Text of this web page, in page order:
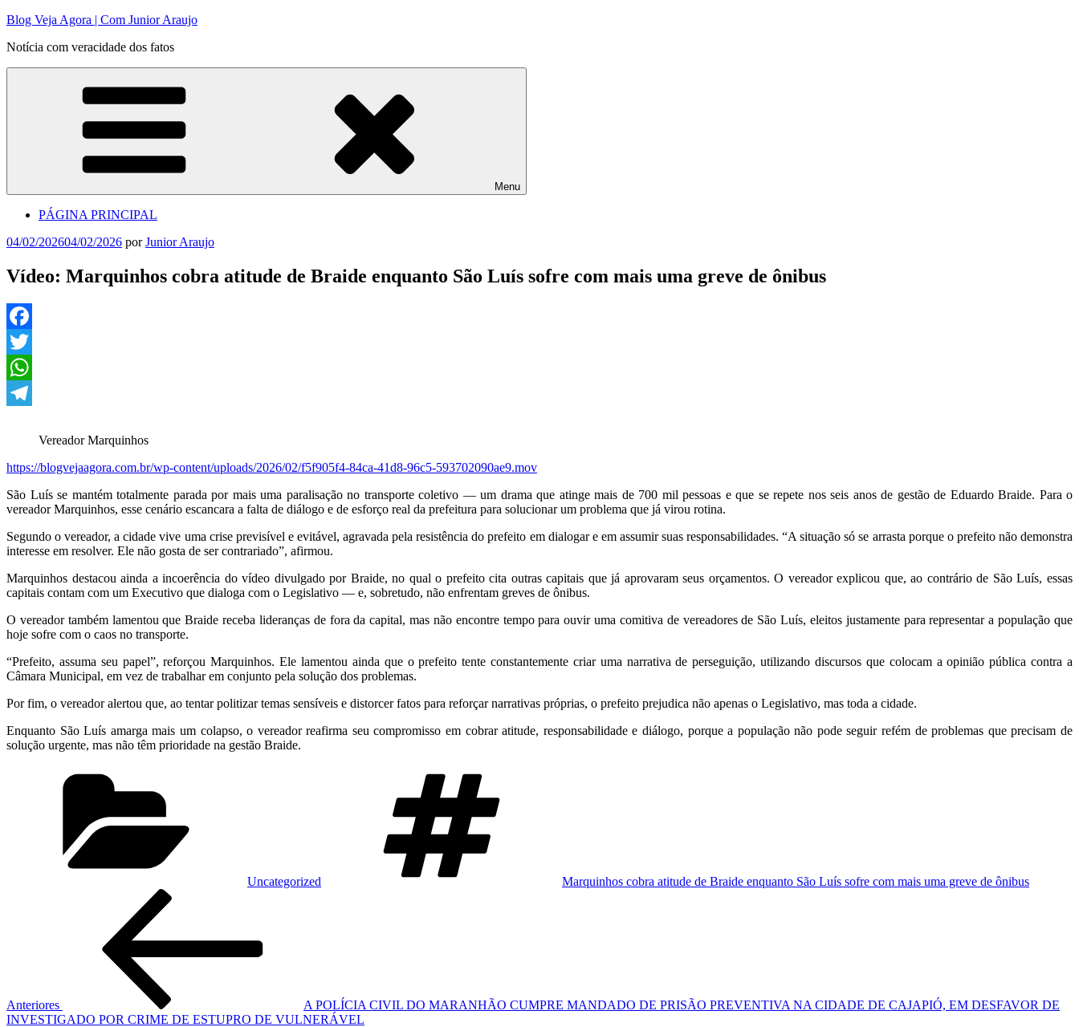
Pular
o
Blog Veja Agora | Com Junior Araujo
Notícia com veracidade dos fatos
Menu
PÁGINA PRINCIPAL
Publicado
04/02/202604/02/2026 porJunior Araujo
Vídeo: Marquinhos cobra atitude de Braide enquanto São Luís sofre com mais uma greve de ônibus
Facebook
Twitter
WhatsApp
Vereador Marquinhos
https://blogvejaagora.com.br/wp-content/uploads/2026/02/f5f905f4-84ca-41d8-96c5-593702090ae9.mov
São Luís se mantém totalmente parada por mais uma paralisação no transporte coletivo — um drama que atinge mais de 700 mil pessoas e que se repete nos seis anos de gestão de Eduardo Braide. Para o
vereador Marquinhos, esse cenário escancara a falta de diálogo e de esforço real da prefeitura para solucionar um problema que já virou rotina.
Segundo o vereador, a cidade vive uma crise previsível e evitável, agravada pela resistência do prefeito em dialogar e em assumir suas responsabilidades. “A situação só se arrasta porque o prefeito não demonstra
interesse em resolver. Ele não gosta de ser contrariado”, afirmou.
Marquinhos destacou ainda a incoerência do vídeo divulgado por Braide, no qual o prefeito cita outras capitais que já aprovaram seus orçamentos. O vereador explicou que, ao contrário de São Luís, essas
capitais contam com um Executivo que dialoga com o Legislativo — e, sobretudo, não enfrentam greves de ônibus.
O vereador também lamentou que Braide receba lideranças de fora da capital, mas não encontre tempo para ouvir uma comitiva de vereadores de São Luís, eleitos justamente para representar a população que
hoje sofre com o caos no transporte.
“Prefeito, assuma seu papel”, reforçou Marquinhos. Ele lamentou ainda que o prefeito tente constantemente criar uma narrativa de perseguição, utilizando discursos que colocam a opinião pública contra a
Câmara Municipal, em vez de trabalhar em conjunto pela solução dos problemas.
Por fim, o vereador alertou que, ao tentar politizar temas sensíveis e distorcer fatos para reforçar narrativas próprias, o prefeito prejudica não apenas o Legislativo, mas toda a cidade.
Enquanto São Luís amarga mais um colapso, o vereador reafirma seu compromisso em cobrar atitude, responsabilidade e diálogo, porque a população não pode seguir refém de problemas que precisam de
solução urgente, mas não têm prioridade na gestão Braide.
Uncategorized Marquinhos cobra atitude de Braide enquanto São Luís sofre com mais uma greve de ônibus
Anteriores
A POLÍCIA CIVIL DO MARANHÃO CUMPRE MANDADO DE PRISÃO PREVENTIVA NA CIDADE DE CAJAPIÓ, EM DESFAVOR DE
INVESTIGADO POR CRIME DE ESTUPRO DE VULNERÁVEL